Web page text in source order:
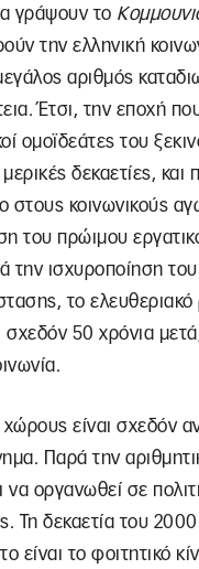
γράψουν το
την ελληνική
αριθμός
Έτσι, την εποχή
ομοϊδεάτες του
μερικές δεκαετίες,
στους κοινωνικούς
του πρώιμου
την ισχυροποίηση
το ελευθεριακό
50 χρόνια
είναι σχεδόν
Παρά την
να οργανωθεί σε
Τη δεκαετία του
είναι το φοιτητικό